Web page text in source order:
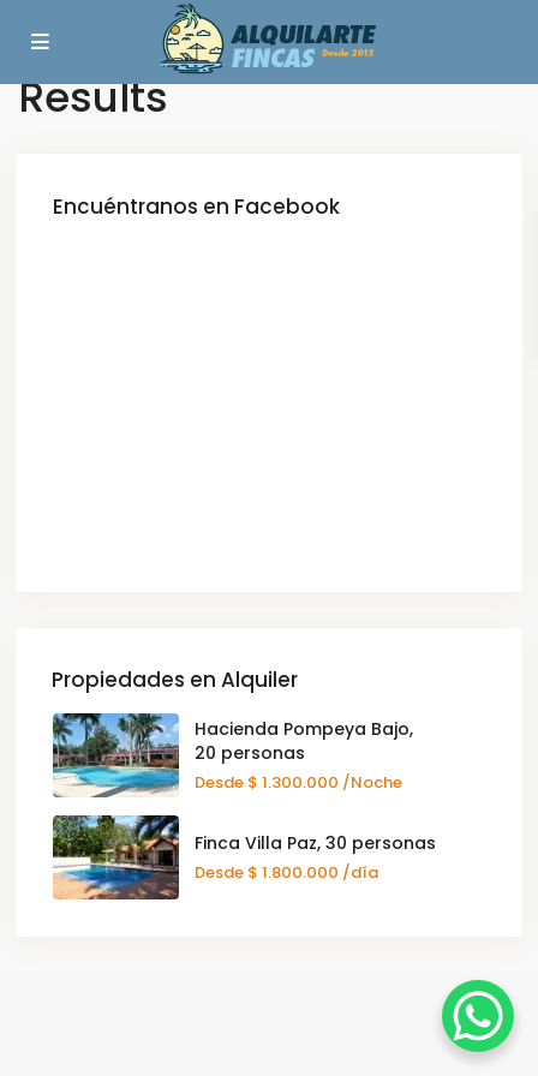
Dashboard – Search
Results
Encuéntranos en Facebook
Propiedades en Alquiler
Hacienda Pompeya Bajo,
20 personas
Desde $ 1.300.000 /Noche
Finca Villa Paz, 30 personas
Desde $ 1.800.000 /día